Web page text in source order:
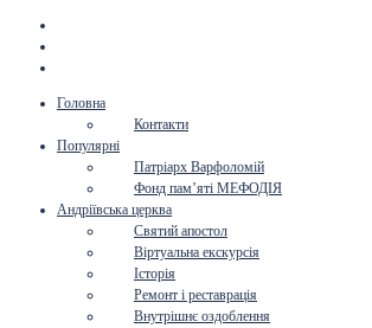
Головна
Контакти
Популярні
Патріарх Варфоломій
Фонд пам’яті МЕФОДІЯ
Андріївська церква
Святий апостол
Віртуальна екскурсія
Історія
Ремонт і реставрація
Внутрішнє оздоблення